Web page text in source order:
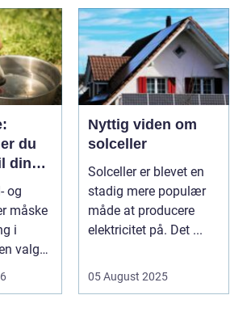
du
din
og
måske
i
valg
Nyttig viden om
solceller
Solceller er blevet en
stadig mere populær
måde at producere
elektricitet på. Det ...
05 August 2025